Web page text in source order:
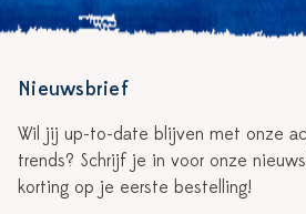
Nieuwsbrief
Wil jij up-to-date blijven met onze
trends? Schrijf je in voor onze
korting op je eerste bestelling!